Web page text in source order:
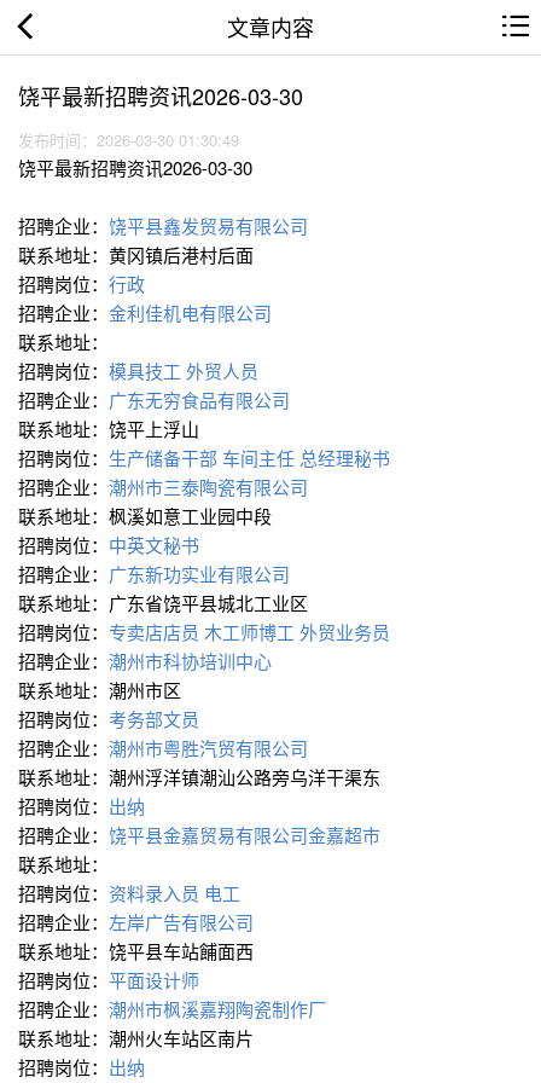
文章内容
饶平最新招聘资讯2026-03-30
发布时间：2026-03-30 01:30:49
饶平最新招聘资讯2026-03-30
招聘企业： 饶平县鑫发贸易有限公司
联系地址：黄冈镇后港村后面
招聘岗位： 行政
招聘企业： 金利佳机电有限公司
联系地址：
招聘岗位： 模具技工 外贸人员
招聘企业： 广东无穷食品有限公司
联系地址：饶平上浮山
招聘岗位： 生产储备干部 车间主任 总经理秘书
招聘企业： 潮州市三泰陶瓷有限公司
联系地址：枫溪如意工业园中段
招聘岗位： 中英文秘书
招聘企业： 广东新功实业有限公司
联系地址：广东省饶平县城北工业区
招聘岗位： 专卖店店员 木工师博工 外贸业务员
招聘企业： 潮州市科协培训中心
联系地址：潮州市区
招聘岗位： 考务部文员
招聘企业： 潮州市粤胜汽贸有限公司
联系地址：潮州浮洋镇潮汕公路旁乌洋干渠东
招聘岗位： 出纳
招聘企业： 饶平县金嘉贸易有限公司金嘉超市
联系地址：
招聘岗位： 资料录入员 电工
招聘企业： 左岸广告有限公司
联系地址：饶平县车站餔面西
招聘岗位： 平面设计师
招聘企业： 潮州市枫溪嘉翔陶瓷制作厂
联系地址：潮州火车站区南片
招聘岗位： 出纳